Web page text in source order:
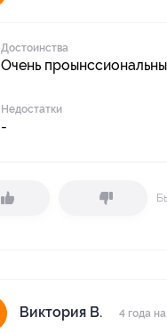
Достоинства
Очень
Недостатки
-
Виктория B. 4 года